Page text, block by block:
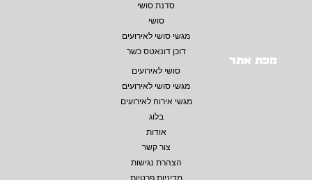
סדנת סושי
סושי
מגשי סושי לאירועים
דוכן דונאטס כשר
מפת אתר
סושי לאירועים
מגשי סושי לאירועים
מגשי אירוח לאירועים
בלוג
אודות
צור קשר
הצהרת נגישות